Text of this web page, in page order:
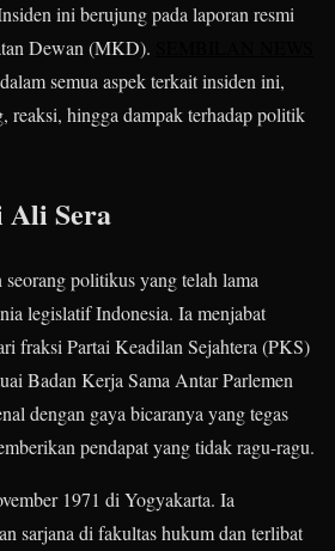
ini berujung pada laporan resmi
Dewan (MKD).
semua aspek terkait insiden ini,
reaksi, hingga dampak terhadap politik
Sera
politikus yang telah lama
legislatif Indonesia. Ia menjabat
fraksi Partai Keadilan Sejahtera (PKS)
Badan Kerja Sama Antar Parlemen
dengan gaya bicaranya yang tegas
pendapat yang tidak ragu-ragu.
1971 di Yogyakarta. Ia
sarjana di fakultas hukum dan terlibat